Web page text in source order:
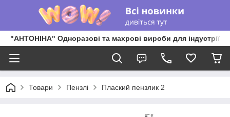
"АНТОНІНА" Одноразові та махрові вироби для індустрії
Товари Пензлі Плаский пензлик 2